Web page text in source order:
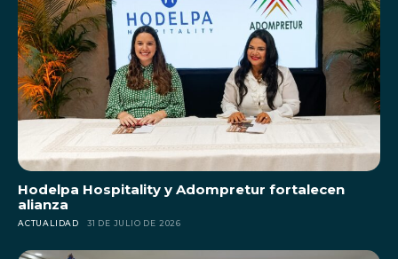
Hodelpa Hospitality y Adompretur fortalecen
alianza
ACTUALIDAD 31 DE JULIO DE 2026